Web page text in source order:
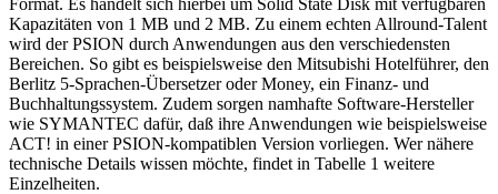
Kapazitäten von 1 MB und 2 MB. Zu einem echten Allround-Talent
wird der PSION durch Anwendungen aus den verschiedensten
Bereichen. So gibt es beispielsweise den Mitsubishi Hotelführer, den
Berlitz 5-Sprachen-Übersetzer oder Money, ein Finanz- und
Buchhaltungssystem. Zudem sorgen namhafte Software-Hersteller
wie SYMANTEC dafür, daß ihre Anwendungen wie beispielsweise
ACT! in einer PSION-kompatiblen Version vorliegen. Wer nähere
technische Details wissen möchte, findet in Tabelle 1 weitere
Einzelheiten.